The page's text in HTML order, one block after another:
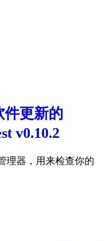
件更新的
v0.10.2
理器，用来检查你的